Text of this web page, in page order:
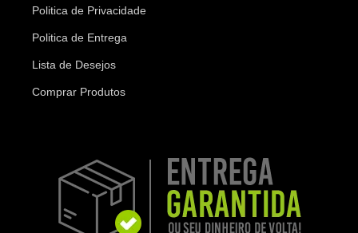
Politica de Privacidade
Politica de Entrega
Lista de Desejos
Comprar Produtos